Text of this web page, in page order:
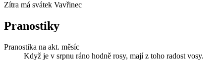
Zítra má svátek Vavřinec
Pranostiky
Pranostika na akt. měsíc
Když je v srpnu ráno hodně rosy, mají z toho radost vosy.